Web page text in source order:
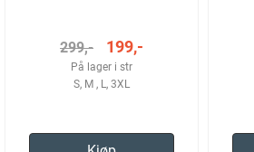
299,- 199,-
På lager i str
S, M , L, 3XL